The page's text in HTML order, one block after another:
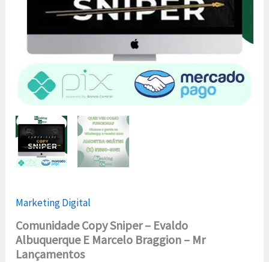
Marketing Digital
Comunidade Copy Sniper – Evaldo
Albuquerque E Marcelo Braggion – Mr
Lançamentos